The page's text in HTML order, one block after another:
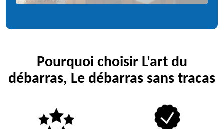
Pourquoi choisir L'art du
débarras, Le débarras sans tracas